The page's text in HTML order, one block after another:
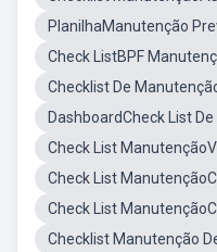
PlanilhaManutenção
Check ListBPF
Checklist De
DashboardCheck List
Check List
Check List
Check List
Checklist Manutenção